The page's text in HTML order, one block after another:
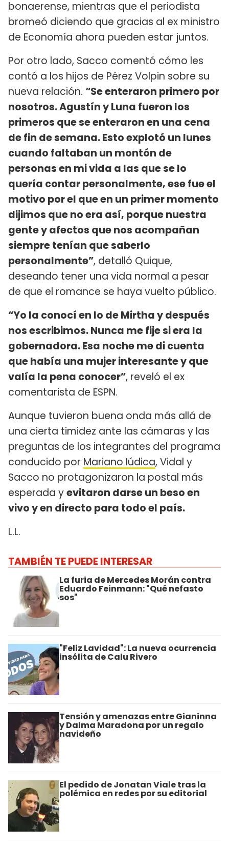
bonaerense, mientras que el periodista
bromeó diciendo que gracias al ex ministro
de Economía ahora pueden estar juntos.
Por otro lado, Sacco comentó cómo les
contó a los hijos de Pérez Volpin sobre su
nueva relación. “Se enteraron primero por
nosotros. Agustín y Luna fueron los
primeros que se enteraron en una cena
de fin de semana. Esto explotó un lunes
cuando faltaban un montón de
personas en mi vida a las que se lo
quería contar personalmente, ese fue el
motivo por el que en un primer momento
dijimos que no era así, porque nuestra
gente y afectos que nos acompañan
siempre tenían que saberlo
personalmente”, detalló Quique,
deseando tener una vida normal a pesar
de que el romance se haya vuelto público.
“Yo la conocí en lo de Mirtha y después
nos escribimos. Nunca me fije si era la
gobernadora. Esa noche me di cuenta
que había una mujer interesante y que
valía la pena conocer”, reveló el ex
comentarista de ESPN.
Aunque tuvieron buena onda más allá de
una cierta timidez ante las cámaras y las
preguntas de los integrantes del programa
conducido por Mariano Iúdica, Vidal y
Sacco no protagonizaron la postal más
esperada yevitaron darse un beso en
vivo y en directo para todo el país.
L.L.
TAMBIÉN TE PUEDE INTERESAR
La furia de Mercedes Morán contra
Eduardo Feinmann: "Qué nefasto
sos"
"Feliz Lavidad": La nueva ocurrencia
insólita de Calu Rivero
Tensión y amenazas entre Gianinna
y Dalma Maradona por un regalo
navideño
El pedido de Jonatan Viale tras la
polémica en redes por su editorial